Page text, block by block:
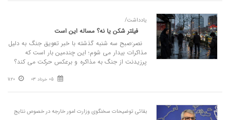
یادداشت/
فیلتر شکن یا نه؟ مساله این است
نصر:صبح سه شنبه گذشته با خبر تعویق جنگ به دلیل
مذاکرات بیدار می شوم؛ این چندمین بار است که
پرزیدنت از جنگ به مذاکره و برعکس حرکت می کند؟
05 خرداد 03 11:20
بقائی توضیحات سخنگوی وزارت امور خارجه در خصوص نتایج